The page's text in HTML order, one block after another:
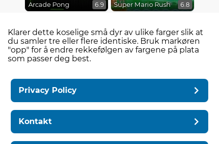
Arcade Pong 6.9 Super Mario Rush 6.8
Klarer dette koselige små dyr av ulike farger slik at
du samler tre eller flere identiske. Bruk markøren
"opp" for å endre rekkefølgen av fargene på plata
som passer deg best.
Privacy Policy
Kontakt